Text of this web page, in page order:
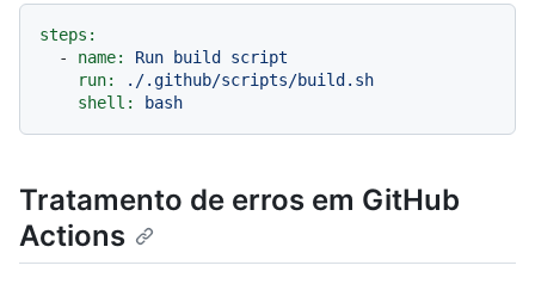
steps:
-
name: Run build
script
run:
./.github/scripts/build.sh
shell:
bash
Tratamento de erros em GitHub
Actions